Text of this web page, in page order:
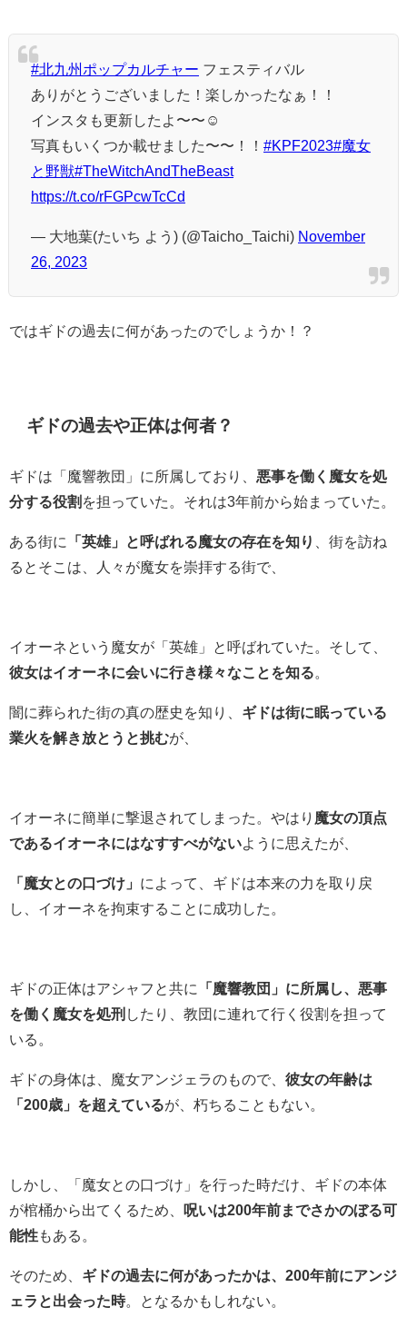
#北九州ポップカルチャー フェスティバル
ありがとうございました！楽しかったなぁ！！
インスタも更新したよ〜〜☺️
写真もいくつか載せました〜〜！！ #KPF2023#魔女
と野獣#TheWitchAndTheBeast
https://t.co/rFGPcwTcCd
— 大地葉(たいち よう) (@Taicho_Taichi) November
26, 2023
ではギドの過去に何があったのでしょうか！？
ギドの過去や正体は何者？
ギドは「魔響教団」に所属しており、 悪事を働く魔女を処
分する役割 を担っていた。それは3年前から始まっていた。
ある街に 「英雄」と呼ばれる魔女の存在を知り
、街を訪ね
るとそこは、人々が魔女を崇拝する街で、
イオーネという魔女が「英雄」と呼ばれていた。そして、
彼女はイオーネに会いに行き様々なことを知る
闇に葬られた街の真の歴史を知り、 ギドは街に眠っている
業火を解き放とうと挑むが、
イオーネに簡単に撃退されてしまった。やはり 魔女の頂点
であるイオーネにはなすすべがない ように思えたが、
「魔女との口づけ」 によって、ギドは本来の力を取り戻
し、イオーネを拘束することに成功した。
ギドの正体はアシャフと共に 「魔響教団」に所属し、悪事
を働く魔女を処刑 したり、教団に連れて行く役割を担って
いる。
ギドの身体は、魔女アンジェラのもので、 彼女の年齢は
「200歳」を超えているが、朽ちることもない。
しかし、「魔女との口づけ」を行った時だけ、ギドの本体
が棺桶から出てくるため、 呪いは200年前までさかのぼる可
能性もある。
そのため、 ギドの過去に何があったかは、200年前にアンジ
ェラと出会った時。となるかもしれない。